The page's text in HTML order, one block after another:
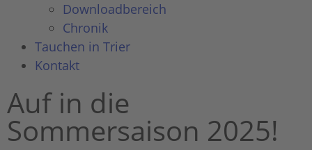
Downloadbereich
Chronik
Tauchen in Trier
Kontakt
Auf in die
Sommersaison 2025!